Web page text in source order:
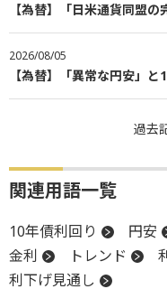
【為替】「日米通貨同盟
2026/08/05
【為替】「異常な円安」と
過去
関連用語一覧
10年債利回り 円安
金利
トレンド
利下げ見通し